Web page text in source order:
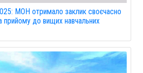
МОН отримало заклик своєчасно
прийому до вищих навчальних